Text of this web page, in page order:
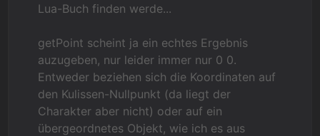
Lua-Buch finden werde...
getPoint scheint ja ein echtes Ergebnis
auzugeben, nur leider immer nur 0 0.
Entweder beziehen sich die Koordinaten auf
den Kulissen-Nullpunkt (da liegt der
Charakter aber nicht) oder auf ein
übergeordnetes Objekt, wie ich es aus